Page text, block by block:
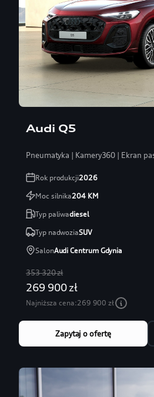
Audi Q5
Pneumatyka | Kamery360 | Ekran
Rok produkcji2026
Moc silnika204KM
Typ paliwadiesel
Typ nadwoziaSUV
SalonAudi Centrum Gdynia
353 320 zł
269 900 zł
Najniższa cena:269 900 zł
Zapytaj o ofertę